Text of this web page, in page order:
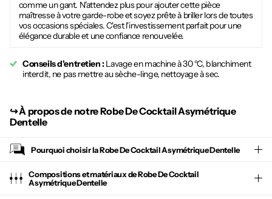
comme un gant. N'attendez plus pour ajouter cette pièce
maîtresse à votre garde-robe et soyez prête à briller lors de toutes
vos occasions spéciales. C'est l'investissement parfait pour une
élégance durable et une confiance renouvelée.
Conseils d'entretien :Lavage en machine à 30 °C, blanchiment
interdit, ne pas mettre au sèche-linge, nettoyage à sec.
↪︎À propos de notre Robe De Cocktail Asymétrique
Dentelle
Pourquoi choisir laRobe De Cocktail Asymétrique Dentelle
Compositions et matériaux de Robe De Cocktail
Asymétrique Dentelle